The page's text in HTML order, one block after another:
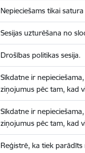
Nepieciešams tikai
Sesijas uzturēšana no
Drošības politikas sesija.
Sīkdatne ir
ziņojumus pēc tam, kad
Sīkdatne ir
ziņojumus pēc tam, kad
Reģistrē, ka tiek parādīts